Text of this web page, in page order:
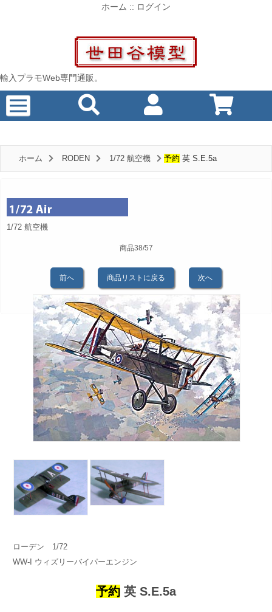
ホーム :: ログイン
輸入プラモWeb専門通販。
ホーム RODEN 1/72 航空機 予約 英 S.E.5a
1/72 航空機
商品38/57
前へ 商品リストに戻る 次へ
ローデン 1/72
WW-I ウィズリーバイパーエンジン
予約 英 S.E.5a